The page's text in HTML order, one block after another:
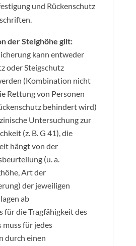
und Rückenschutz
der Steighöhe gilt:
kann entweder
oder Steigschutz
(Kombination nicht
Rettung von Personen
behindert wird)
Untersuchung zur
(z. B. G 41), die
hängt von der
(u. a.
Art der
der jeweiligen
ab
für die Tragfähigkeit des
für jedes
durch einen